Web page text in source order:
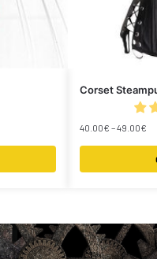
Corset
40.00€ –49.00€